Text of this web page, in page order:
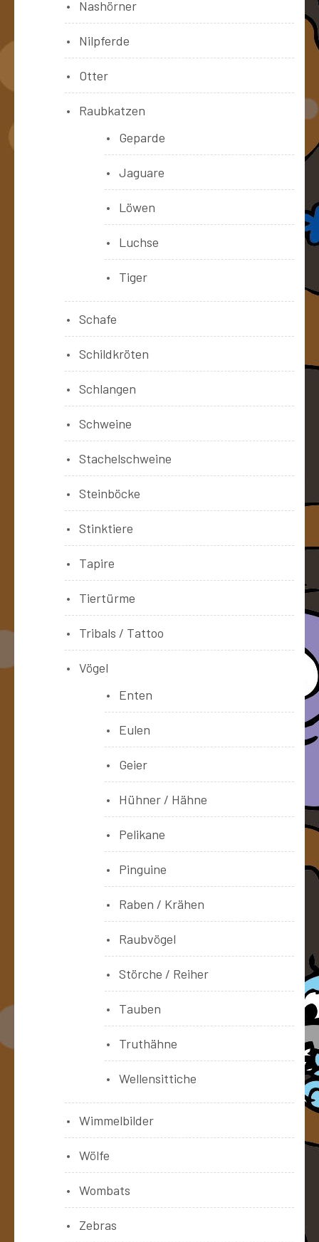
Nashörner
Nilpferde
Otter
Raubkatzen
Geparde
Jaguare
Löwen
Luchse
Tiger
Schafe
Schildkröten
Schlangen
Schweine
Stachelschweine
Steinböcke
Stinktiere
Tapire
Tiertürme
Tribals / Tattoo
Vögel
Enten
Eulen
Geier
Hühner / Hähne
Pelikane
Pinguine
Raben / Krähen
Raubvögel
Störche / Reiher
Tauben
Truthähne
Wellensittiche
Wimmelbilder
Wölfe
Wombats
Zebras